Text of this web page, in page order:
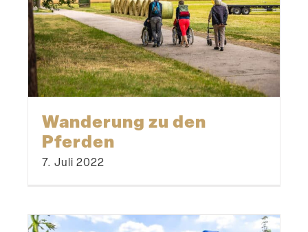
Wanderung zu den
Pferden
7. Juli 2022